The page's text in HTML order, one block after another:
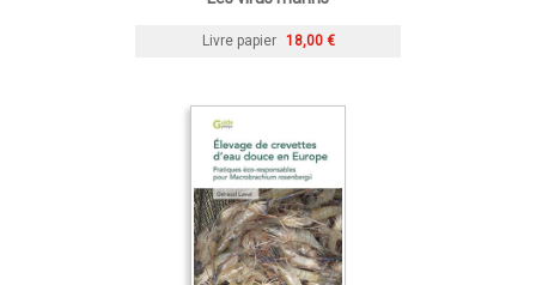
Livre papier 18,00 €